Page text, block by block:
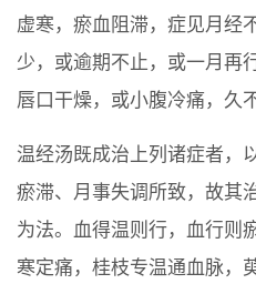
虚寒，瘀血阻滞，症见月经
少，或逾期不止，或一月再
唇口干燥，或小腹冷痛，久
温经汤既成治上列诸症者，
瘀滞、月事失调所致，故其
为法。血得温则行，血行则
寒定痛，桂枝专温通血脉，